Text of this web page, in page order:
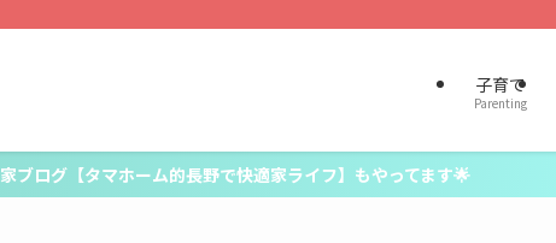
子育て
Parenting
家ブログ【タマホーム的長野で快適家ライフ】もやってます🌟